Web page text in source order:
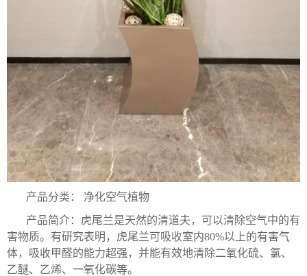
产品分类： 净化空气植物
产品简介：虎尾兰是天然的清道夫，可以清除空气中的有
害物质。有研究表明，虎尾兰可吸收室内80%以上的有害气
体，吸收甲醛的能力超强，并能有效地清除二氧化硫、氯、
乙醚、乙烯、一氧化碳等。